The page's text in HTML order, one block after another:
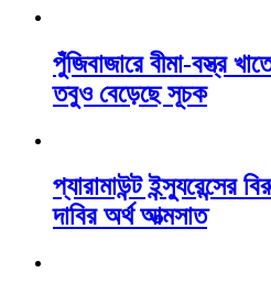
পুঁজিবাজারে বীমা-বস্ত্র
তবুও বেড়েছে সূচক
প্যারামাউন্ট ইন্স্যুরেন্সের
দাবির অর্থ আত্মসাত